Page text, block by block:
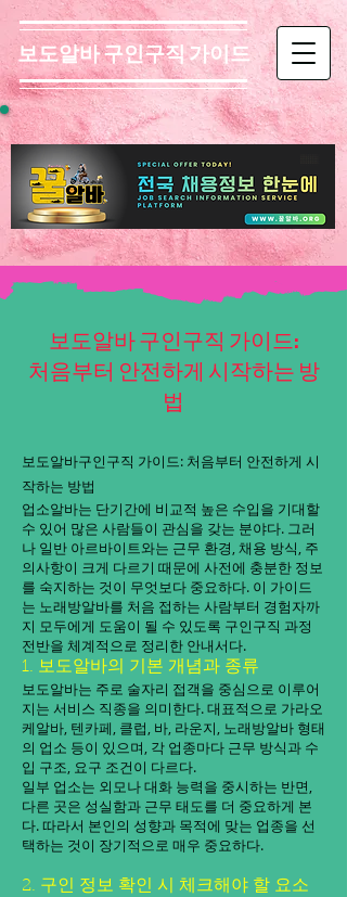
보도알바 구인구직 가이드
보도알바 구인구직 가이드:
처음부터 안전하게 시작하는 방
법
보도알바구인구직 가이드: 처음부터 안전하게 시
작하는 방법
업소알바는 단기간에 비교적 높은 수입을 기대할
수 있어 많은 사람들이 관심을 갖는 분야다. 그러
나 일반 아르바이트와는 근무 환경, 채용 방식, 주
의사항이 크게 다르기 때문에 사전에 충분한 정보
를 숙지하는 것이 무엇보다 중요하다. 이 가이드
는 노래방알바를 처음 접하는 사람부터 경험자까
지 모두에게 도움이 될 수 있도록 구인구직 과정
전반을 체계적으로 정리한 안내서다.
1. 보도알바의 기본 개념과 종류
보도알바는 주로 술자리 접객을 중심으로 이루어
지는 서비스 직종을 의미한다. 대표적으로 가라오
케알바, 텐카페, 클럽, 바, 라운지, 노래방알바 형태
의 업소 등이 있으며, 각 업종마다 근무 방식과 수
입 구조, 요구 조건이 다르다.
일부 업소는 외모나 대화 능력을 중시하는 반면,
다른 곳은 성실함과 근무 태도를 더 중요하게 본
다. 따라서 본인의 성향과 목적에 맞는 업종을 선
택하는 것이 장기적으로 매우 중요하다.
2. 구인 정보 확인 시 체크해야 할 요소